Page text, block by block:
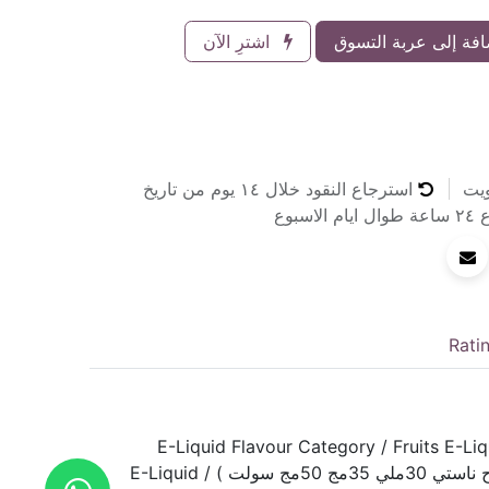
إلى عربة التسوق اشترِ الآن
استرجاع النقود خلال ١٤ يوم من تاريخ
E-Liquid Flavour Category / Fruits E-
نكهات الكترونيه / نكهات سيجاره اقسام نكهات الكترونية / فواكه اقسام نكهات الكترونية / نعناع ناستي باد بلد سولت (متاح ناستي 30ملي 35مج 50مج سولت ) E-Liquid /